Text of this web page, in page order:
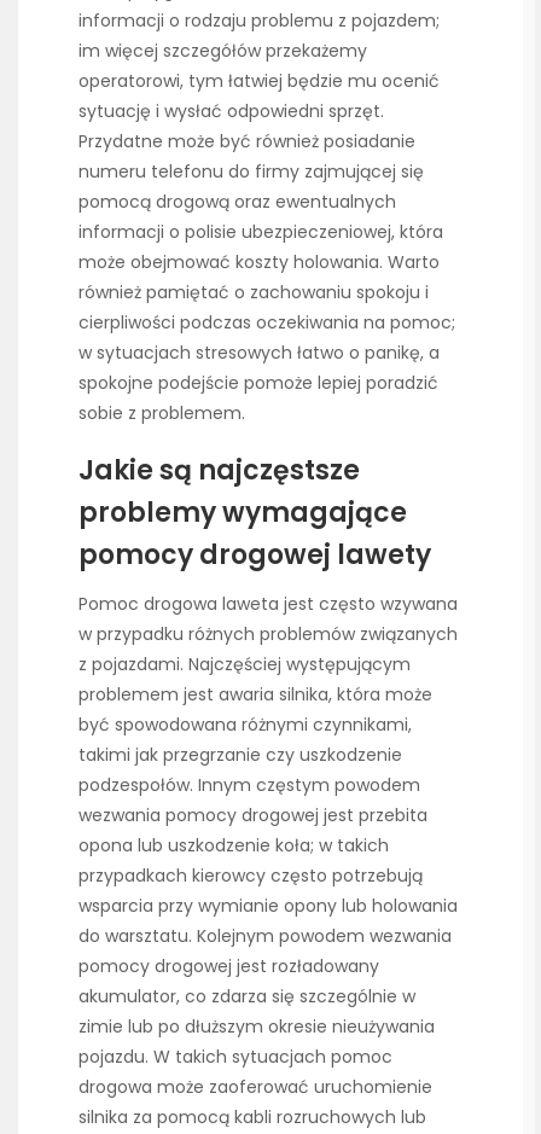
informacji o rodzaju problemu z pojazdem;
im więcej szczegółów przekażemy
operatorowi, tym łatwiej będzie mu ocenić
sytuację i wysłać odpowiedni sprzęt.
Przydatne może być również posiadanie
numeru telefonu do firmy zajmującej się
pomocą drogową oraz ewentualnych
informacji o polisie ubezpieczeniowej, która
może obejmować koszty holowania. Warto
również pamiętać o zachowaniu spokoju i
cierpliwości podczas oczekiwania na pomoc;
w sytuacjach stresowych łatwo o panikę, a
spokojne podejście pomoże lepiej poradzić
sobie z problemem.
Jakie są najczęstsze
problemy wymagające
pomocy drogowej lawety
Pomoc drogowa laweta jest często wzywana
w przypadku różnych problemów związanych
z pojazdami. Najczęściej występującym
problemem jest awaria silnika, która może
być spowodowana różnymi czynnikami,
takimi jak przegrzanie czy uszkodzenie
podzespołów. Innym częstym powodem
wezwania pomocy drogowej jest przebita
opona lub uszkodzenie koła; w takich
przypadkach kierowcy często potrzebują
wsparcia przy wymianie opony lub holowania
do warsztatu. Kolejnym powodem wezwania
pomocy drogowej jest rozładowany
akumulator, co zdarza się szczególnie w
zimie lub po dłuższym okresie nieużywania
pojazdu. W takich sytuacjach pomoc
drogowa może zaoferować uruchomienie
silnika za pomocą kabli rozruchowych lub